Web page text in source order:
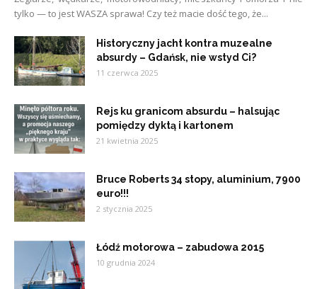
tylko — to jest WASZA sprawa! Czy też macie dość tego, że...
Historyczny jacht kontra muzealne
absurdy – Gdańsk, nie wstyd Ci?
11 czerwca 2025
Rejs ku granicom absurdu – halsując
pomiędzy dyktą i kartonem
21 kwietnia 2025
Bruce Roberts 34 stopy, aluminium, 7900
euro!!!
2 stycznia 2025
Łódź motorowa – zabudowa 2015
10 grudnia 2024